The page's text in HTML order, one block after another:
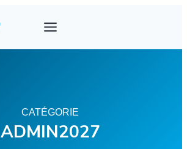
CATÉGORIE
ADMIN2027